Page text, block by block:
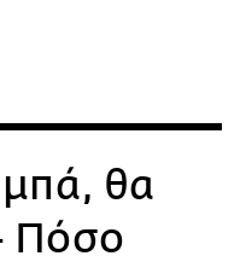
θα
Πόσο